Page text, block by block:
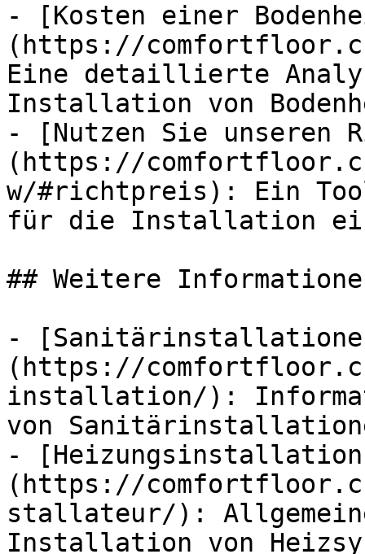
- [Kosten einer
(https://
Eine detaillierte
Installation von
- [Nutzen Sie unseren
(https://
w/#richtpreis): Ein
für die Installation
## Weitere
-
(https://
installation/):
von
-
(https://
stallateur/):
Installation von